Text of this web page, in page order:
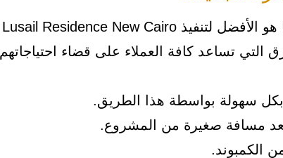
استطاعت الشركة المالكة للمشروع أن تختار مكانا هو الأفضل لتنفيذ Lusail Residence New Cairo
التي تساعد كافة العملاء على قضاء احتياجاتهم
سهولة بواسطة هذا الطريق.
مسافة صغيرة من المشروع.
الكمبوند.